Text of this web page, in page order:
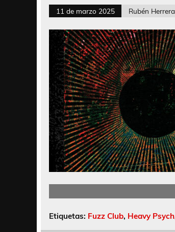
11 de marzo 2025 Rubén Herrera
Etiquetas: Fuzz Club, Heavy Psych